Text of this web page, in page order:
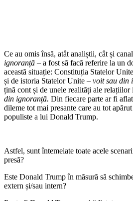
Ce au omis însă, atât analiștii, cât și
ignoranță – a fost să facă referire la un
această situație: Constituția Statelor
și de istoria Statelor Unite – voit sau din
țină cont și de unele realități ale relațiilor
din ignoranță. Din fiecare parte ar fi
dileme tot mai presante care au tot
populiste a lui Donald Trump.
Astfel, sunt întemeiate toate acele
presă?
Este Donald Trump în măsură să
extern și/sau intern?